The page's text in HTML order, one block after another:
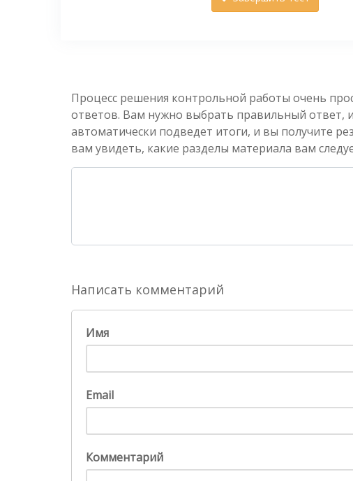
Процесс решения контрольной работы очень
ответов. Вам нужно выбрать правильный ответ,
автоматически подведет итоги, и вы получите
вам увидеть, какие разделы материала вам
Написать комментарий
Имя
Email
Комментарий